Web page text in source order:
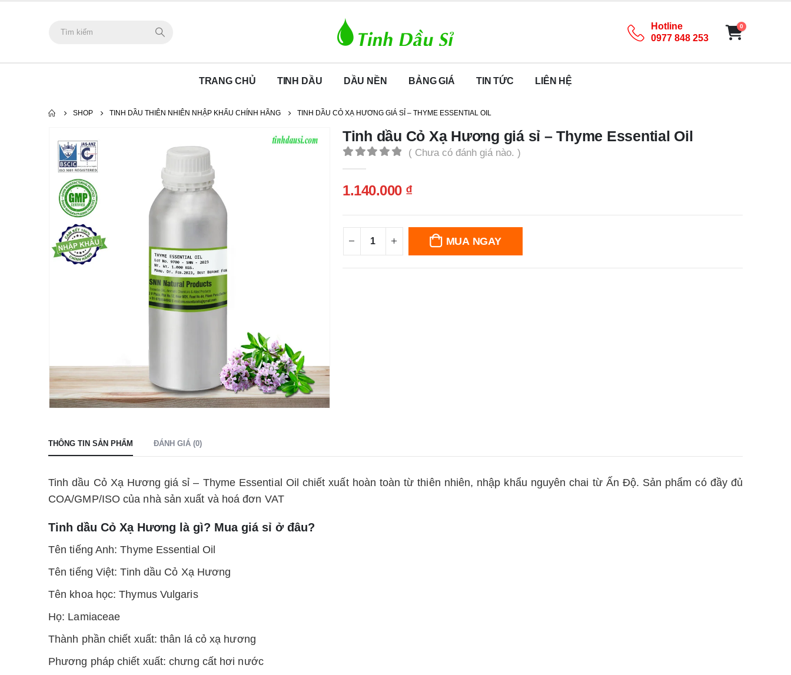
Hotline
0977 848 253
0
TRANG CHỦ TINH DẦU DẦU NỀN BẢNG GIÁ TIN TỨC LIÊN HỆ
SHOP TINH DẦU THIÊN NHIÊN NHẬP KHẨU CHÍNH HÃNG TINH DẦU CỎ XẠ HƯƠNG GIÁ SỈ – THYME ESSENTIAL OIL
Tinh dầu Cỏ Xạ Hương giá sỉ – Thyme Essential Oil
( Chưa có đánh giá nào. )
1.140.000 ₫
MUA NGAY
THÔNG TIN SẢN PHẨM ĐÁNH GIÁ (0)
Tinh dầu Cỏ Xạ Hương giá sỉ – Thyme Essential Oil chiết xuất hoàn toàn từ thiên nhiên, nhập khẩu nguyên chai từ Ấn Độ. Sản phẩm có đầy đủ
COA/GMP/ISO của nhà sản xuất và hoá đơn VAT
Tinh dầu Cỏ Xạ Hương là gì? Mua giá sỉ ở đâu?
Tên tiếng Anh: Thyme Essential Oil
Tên tiếng Việt: Tinh dầu Cỏ Xạ Hương
Tên khoa học: Thymus Vulgaris
Họ: Lamiaceae
Thành phần chiết xuất: thân lá cỏ xạ hương
Phương pháp chiết xuất: chưng cất hơi nước